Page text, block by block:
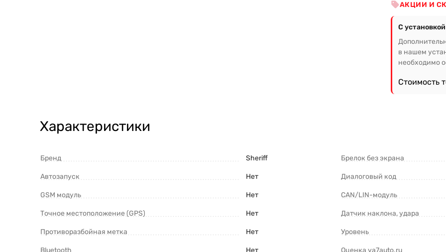
АКЦИИ И
С
в нашем
необходимо
Стоимость
Характеристики
Бренд Sheriff
Автозапуск Нет
GSM модуль Нет
Точное местоположение (GPS) Нет
Противоразбойная метка Нет
Bluetooth Нет
Брелок без экрана
Диалоговый код
CAN/LIN-модуль
Датчик наклона, удара
Уровень
Оценка ya7auto.ru